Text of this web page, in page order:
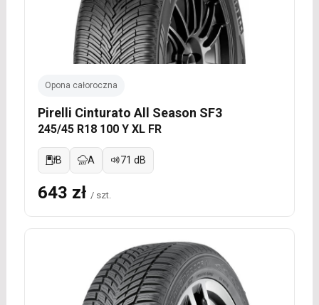
Opona całoroczna
Pirelli Cinturato All Season SF3
245/45 R18 100 Y XL FR
B A 71 dB
643 zł / szt.